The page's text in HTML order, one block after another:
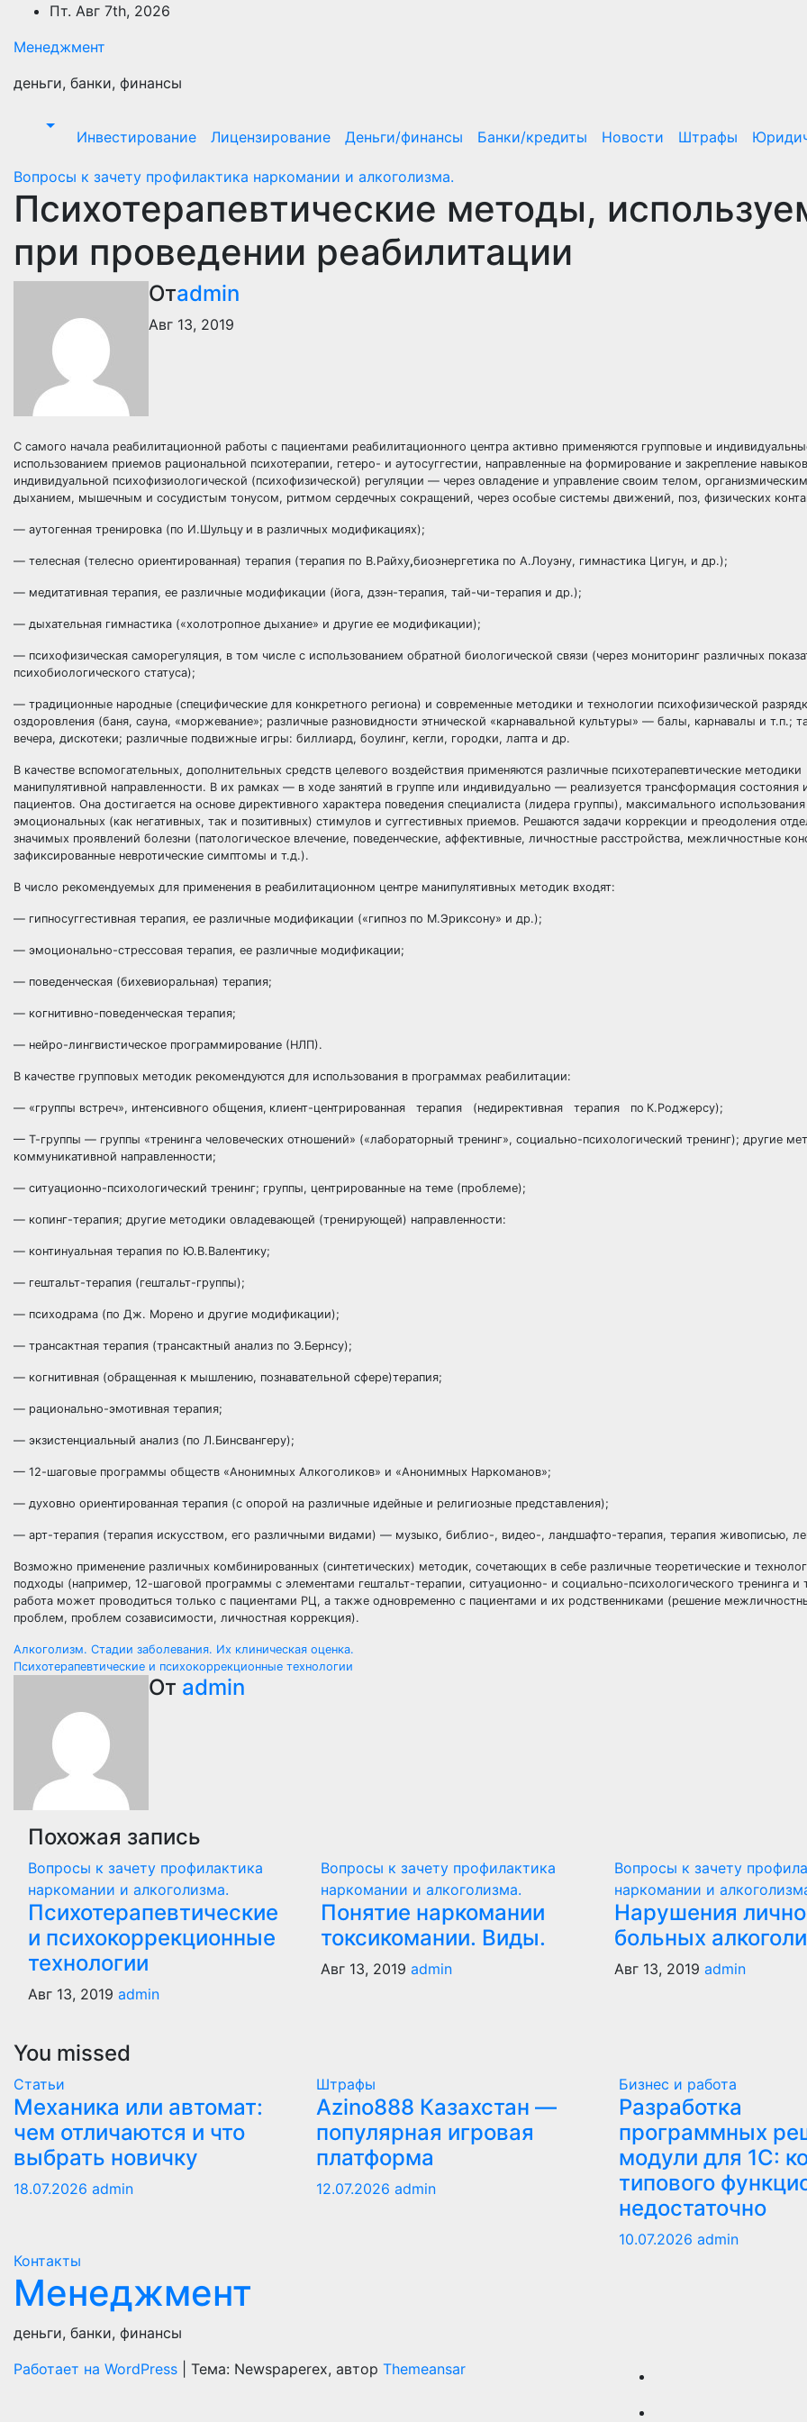
Перейти
содержимому
Пт. Авг 7th, 2026
Менеджмент
деньги, банки, финансы
Инвестирование Лицензирование Деньги/финансы Банки/кредиты Новости Штрафы
Вопросы к зачету профилактика наркомании и алкоголизма.
Психотерапевтические методы,
при проведении реабилитации
Отadmin
Авг 13, 2019
С самого начала реабилитационной работы с пациентами реабилитационного центра активно применяются групповые и
использованием приемов рациональной психотерапии, гетеро- и аутосуггестии, направленные на формирование и закрепление
индивидуальной психофизиологической (психофизической) регуляции — через овладение и управление своим телом,
дыханием, мышечным и сосудистым тонусом, ритмом сердечных сокращений, через особые системы движений, поз, физических
— аутогенная тренировка (по И.Шульцу и в различных модификациях);
— телесная (телесно ориентированная) терапия (терапия по В.Райху,биоэнергетика по А.Лоуэну, гимнастика Цигун, и др.);
— медитативная терапия, ее различные модификации (йога, дзэн-терапия, тай-чи-терапия и др.);
— дыхательная гимнастика («холотропное дыхание» и другие ее модификации);
— психофизическая саморегуляция, в том числе с использованием обратной биологической связи (через мониторинг различных
психобиологического статуса);
— традиционные народные (специфические для конкретного региона) и современные методики и технологии психофизической
оздоровления (баня, сауна, «моржевание»; различные разновидности этнической «карнавальной культуры» — балы, карнавалы и т.п.;
вечера, дискотеки; различные подвижные игры: биллиард, боулинг, кегли, городки, лапта и др.
В качестве вспомогательных, дополнительных средств целевого воздействия применяются различные психотерапевтические методики
манипулятивной направленности. В их рамках — в ходе занятий в группе или индивидуально — реализуется трансформация состояния
пациентов. Она достигается на основе директивного характера поведения специалиста (лидера группы), максимального использования
эмоциональных (как негативных, так и позитивных) стимулов и суггестивных приемов. Решаются задачи коррекции и преодоления
значимых проявлений болезни (патологическое влечение, поведенческие, аффективные, личностные расстройства, межличностные
зафиксированные невротические симптомы и т.д.).
В число рекомендуемых для применения в реабилитационном центре манипулятивных методик входят:
— гипносуггестивная терапия, ее различные модификации («гипноз по М.Эриксону» и др.);
— эмоционально-стрессовая терапия, ее различные модификации;
— поведенческая (бихевиоральная) терапия;
— когнитивно-поведенческая терапия;
— нейро-лингвистическое программирование (НЛП).
В качестве групповых методик рекомендуются для использования в программах реабилитации:
— «группы встреч», интенсивного общения, клиент-центрированная терапия (недирективная терапия по К.Роджерсу);
— Т-группы — группы «тренинга человеческих отношений» («лабораторный тренинг», социально-психологический тренинг); другие
коммуникативной направленности;
— ситуационно-психологический тренинг; группы, центрированные на теме (проблеме);
— копинг-терапия; другие методики овладевающей (тренирующей) направленности:
— континуальная терапия по Ю.В.Валентику;
— гештальт-терапия (гештальт-группы);
— психодрама (по Дж. Морено и другие модификации);
— трансактная терапия (трансактный анализ по Э.Бернсу);
— когнитивная (обращенная к мышлению, познавательной сфере)терапия;
— рационально-эмотивная терапия;
— экзистенциальный анализ (по Л.Бинсвангеру);
— 12-шаговые программы обществ «Анонимных Алкоголиков» и «Анонимных Наркоманов»;
— духовно ориентированная терапия (с опорой на различные идейные и религиозные представления);
— арт-терапия (терапия искусством, его различными видами) — музыко, библио-, видео-, ландшафто-терапия, терапия живописью,
Возможно применение различных комбинированных (синтетических) методик, сочетающих в себе различные теоретические и
подходы (например, 12-шаговой программы с элементами гештальт-терапии, ситуационно- и социально-психологического тренинга и
работа может проводиться только с пациентами РЦ, а также одновременно с пациентами и их родственниками (решение
проблем, проблем созависимости, личностная коррекция).
Навигация
записям
Алкоголизм. Стадии заболевания. Их клиническая оценка.
Психотерапевтические и психокоррекционные технологии
От admin
Похожая запись
Вопросы к зачету профилактика
наркомании и алкоголизма.
Психотерапевтические
и психокоррекционные
технологии
Авг 13, 2019 admin
Вопросы к зачету профилактика
наркомании и алкоголизма.
Понятие наркомании
токсикомании. Виды.
Авг 13, 2019admin
Вопросы к зачету
наркомании и
Нарушения
больных
Авг 13, 2019 admin
You missed
Статьи
Механика или автомат:
чем отличаются и что
выбрать новичку
18.07.2026 admin
Штрафы
Azino888 Казахстан —
популярная игровая
платформа
12.07.2026 admin
Бизнес и работа
Разработка
программных
модули для 1С:
типового
недостаточно
10.07.2026 admin
Контакты
Менеджмент
деньги, банки, финансы
Работает на WordPress
Тема: Newspaperex, автор Themeansar